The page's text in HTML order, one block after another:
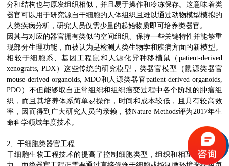
分和结构也与原发组织相似，并且易于操作和冷冻保存。这意味着类
器官可以用于研究源自干细胞的人体组织且难以通过动物模型模拟的
人类疾病分析，研究人员仅需少量的起始物质即可培养类器官。
因其与对应的器官拥有类似的空间组织、保持一些关键特性并能够重
现部分生理功能，而被认为是检测人类生物学和疾病方面的新模型。
相较于细胞系、基因工程鼠和人源化异种移植鼠（patient-derived
xenografts, PDX）这些传统的研究模型，类器官模型（鼠源类器官
mouse-derived organoids, MDO和人源类器官patient-derived organoids,
PDO）不但能够取自正常组织和组织癌变过程中各个阶段的肿瘤组
织，而且其培养体系简单易操作，时间和成本较低，且具有较高效
率，因而得到广大研究人员的亲赖，被Nature Methods评为2017年生
命科学领域年度技术。
2、干细胞类器官工程
干细胞生物工程技术的提高了控制细胞类型，组织和相互作用的能